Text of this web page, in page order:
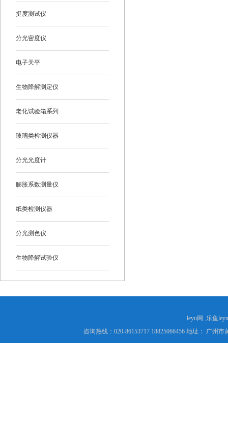
挺度测试仪
分光密度仪
电子天平
生物降解测定仪
老化试验箱系列
玻璃类检测仪器
分光光度计
膨胀系数测量仪
纸类检测仪器
分光测色仪
生物降解试验仪
leyu网_乐鱼
咨询热线：020-86153717 18825066456 地址： 广州